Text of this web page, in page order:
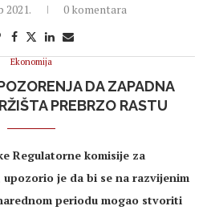
2021. 0 komentara
Ekonomija
DA ZAPADNA
PREBRZO RASTU
Regulatorne komisije za
je da bi se na razvijenim
periodu mogao stvoriti